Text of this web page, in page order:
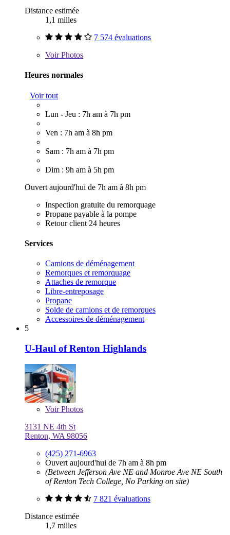
Distance estimée
1,1 milles
7 574 évaluations
VoirPhotos
Heures normales
Voir tout
Lun - Jeu : 7h am à 7h pm
Ven : 7h am à 8h pm
Sam : 7h am à 7h pm
Dim : 9h am à 5h pm
Ouvert aujourd'hui de 7h am à 8h pm
Inspection gratuite du remorquage
Propane payable à la pompe
Retour client 24 heures
Services
Camions de déménagement
Remorques et remorquage
Attaches de remorque
Libre-entreposage
Propane
Solde de camions et de remorques
Accessoires de déménagement
5
U-Haul of Renton Highlands
VoirPhotos
3131 NE 4th St
Renton, WA 98056
(425) 271-6963
Ouvert aujourd'hui de 7h am à 8h pm
(Between Jefferson Ave NE and Monroe Ave NE South
of Renton Tech College, No Parking on site)
7 821 évaluations
Distance estimée
1,7 milles